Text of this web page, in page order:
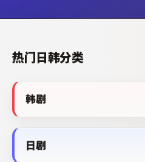
热门日韩分类
韩剧
日剧